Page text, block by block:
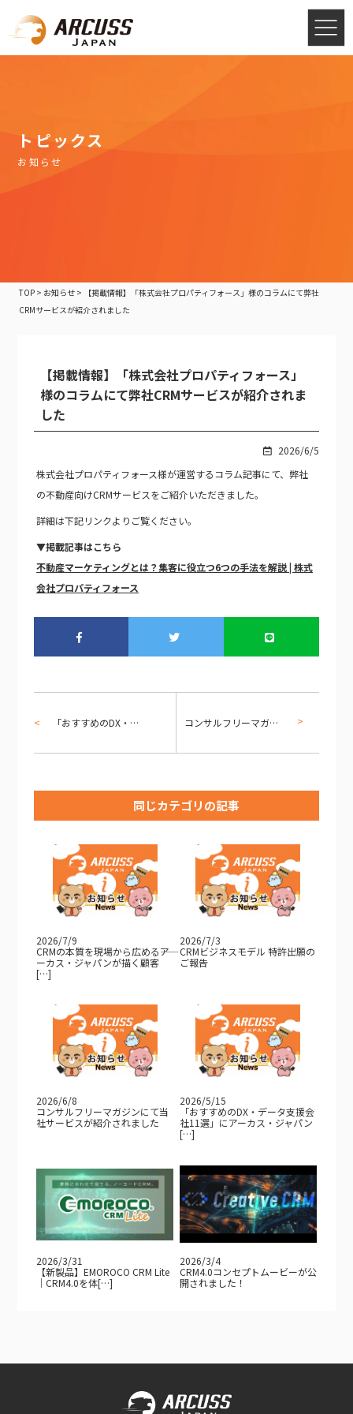
トピックス
お知らせ
TOP > お知らせ >
【掲載情報】「株式会社プロパティフォース」様のコラムにて弊社
CRMサービスが紹介されました
【掲載情報】「株式会社プロパティフォース」
様のコラムにて弊社CRMサービスが紹介されま
した
2026/6/5
株式会社プロパティフォース様が運営するコラム記事にて、弊社
の不動産向けCRMサービスをご紹介いただきました。
詳細は下記リンクよりご覧ください。
▼掲載記事はこちら
不動産マーケティングとは？集客に役立つ6つの手法を解説 | 株式
会社プロパティフォース
「おすすめのDX・データ支援会社11選」にアーカス・ジャパン株式会社が掲載されました コンサルフリーマガジンにて当社サービスが紹介されました
同じカテゴリの記事
2026/7/9
CRMの本質を現場から広める――ア
ーカス・ジャパンが描く顧客
[…]
2026/7/3
CRMビジネスモデル 特許出願の
ご報告
2026/6/8
コンサルフリーマガジンにて当
社サービスが紹介されました
2026/5/15
「おすすめのDX・データ支援会
社11選」にアーカス・ジャパン
[…]
2026/3/31
【新製品】EMOROCO CRM Lite
｜CRM4.0を体[…]
2026/3/4
CRM4.0コンセプトムービーが公
開されました！